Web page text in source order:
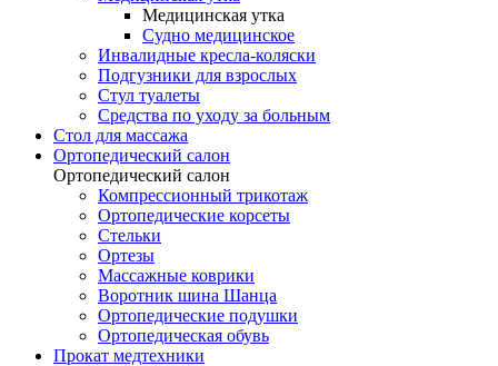
Медицинская утка
Судно медицинское
Инвалидные кресла-коляски
Подгузники для взрослых
Стул туалеты
Средства по уходу за больным
Cтол для массажа
Ортопедический салон
Ортопедический салон
Компрессионный трикотаж
Ортопедические корсеты
Стельки
Ортезы
Массажные коврики
Воротник шина Шанца
Ортопедические подушки
Ортопедическая обувь
Прокат медтехники